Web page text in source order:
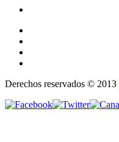
Derechos reservados © 2013